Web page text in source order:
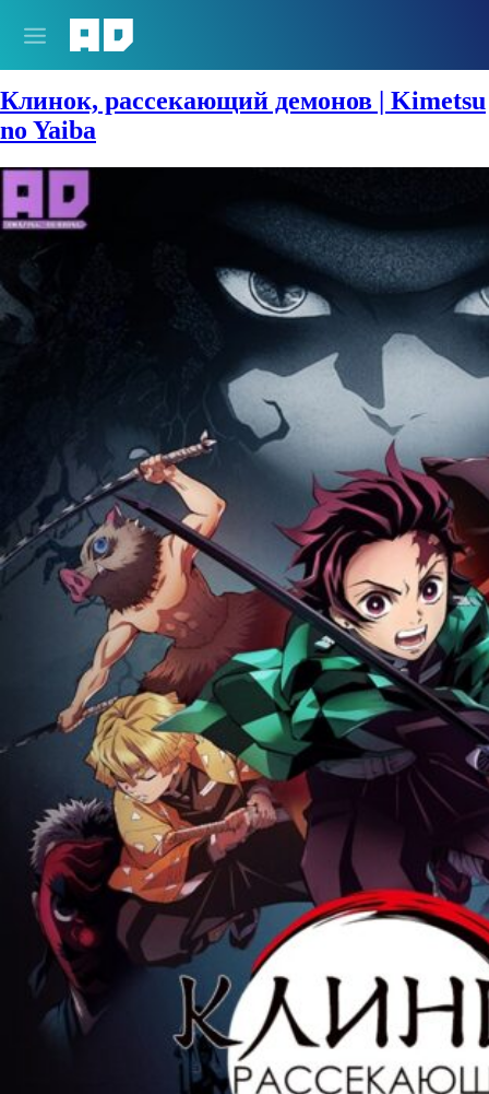
Жанры:
Клинок, рассекающий демонов | Kimetsu
no Yaiba